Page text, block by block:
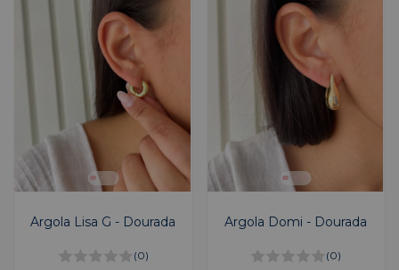
Argola Lisa G - Dourada
(0)
Argola Domi - Dourada
(0)